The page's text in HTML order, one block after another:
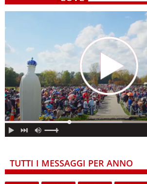
TUTTI I MESSAGGI PER ANNO